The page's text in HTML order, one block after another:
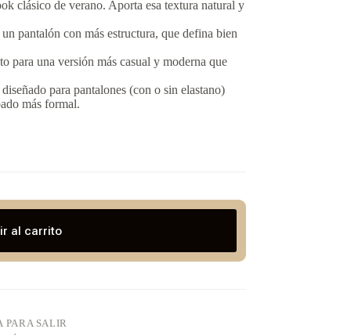
clásico de verano. Aporta esa textura natural y
pantalón con más estructura, que defina bien
para una versión más casual y moderna que
para pantalones (con o sin elastano)
más formal.
al carrito
PARA SALIR